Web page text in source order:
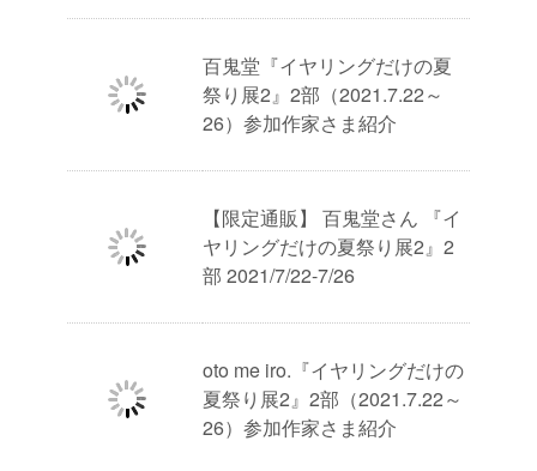
百鬼堂『イヤリングだけの夏
祭り展2』2部（2021.7.22～
26）参加作家さま紹介
【限定通販】 百鬼堂さん 『イ
ヤリングだけの夏祭り展2』2
部 2021/7/22-7/26
oto me iro.『イヤリングだけの
夏祭り展2』2部（2021.7.22～
26）参加作家さま紹介